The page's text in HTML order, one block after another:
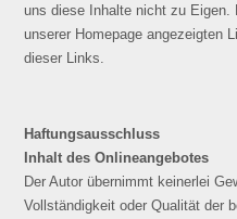
uns diese Inhalte nicht zu
unserer Homepage angezeigten
dieser Links.
Haftungsausschluss
Inhalt des Onlineangebotes
Der Autor übernimmt keinerlei
Vollständigkeit oder Qualität der